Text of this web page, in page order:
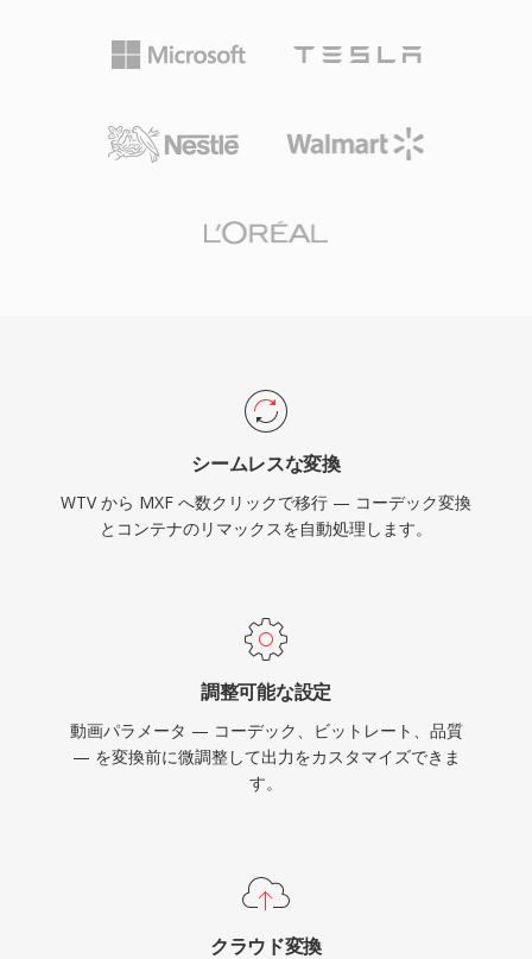
Centerを通じてネイティブにアクセスでき、組
ルなDVR-MSフォーマットに変換できます。
Windows Media CenterはWindows 7以降廃止さ
が、WTVファイルは個人のメディアアーカイブ
ざまな品質レベルに適応できます。広範なメタデ
ータフレームワークがMXFの特徴的な要素であ
ソース参照、技術パラメータなどの制作情報を構
制作チェーン全体を通じてコンテンツとともに伝
ケージ (OP1a) から複雑なマルチアイテムプレイ
リストまで、異なる複雑度レベルを定義するオペ
レーショナルパターンシステムを使用していま
す。主要な放送機器メーカーやファイルベースの
ワークフローシステムがMXFを普遍的にサポー
シームレスな変換
WTV から MXF へ数クリックで移行 — コーデック変換
とコンテナのリマックスを自動処理します。
調整可能な設定
動画パラメータ — コーデック、ビットレート、品質
— を変換前に微調整して出力をカスタマイズできま
す。
クラウド変換